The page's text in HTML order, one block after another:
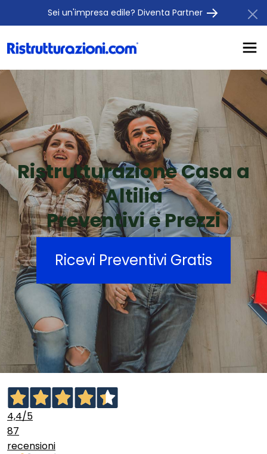
Sei un'impresa edile? Diventa Partner
Ristrutturazione Casa a
Altilia
Preventivi e Prezzi
Ricevi Preventivi Gratis
4,4/5
87
recensioni